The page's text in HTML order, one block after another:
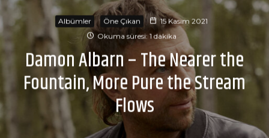
Albümler Öne Çıkan
15 Kasım 2021
Okuma süresi: 1 dakika
Damon Albarn – The Nearer the
Fountain, More Pure the Stream
Flows